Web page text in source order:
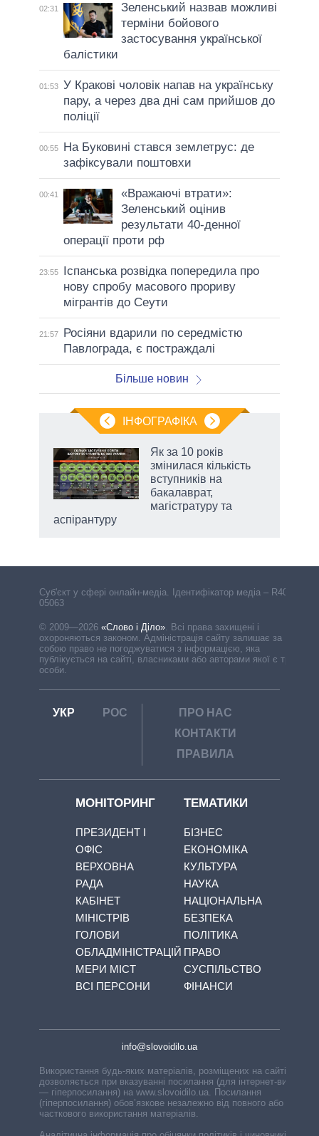
02:31
Зеленський назвав можливі
терміни бойового
застосування української
балістики
01:53 У Кракові чоловік напав на українську
пару, а через два дні сам прийшов до
поліції
00:55
На Буковині стався землетрус: де
зафіксували поштовхи
00:41
«Вражаючі втрати»:
Зеленський оцінив
результати 40-денної
операції проти рф
23:55
Іспанська розвідка попередила про
нову спробу масового прориву
мігрантів до Сеути
21:57
Росіяни вдарили по середмістю
Павлограда, є постраждалі
Більше новин
ІНФОГРАФІКА
Як за 10 років
змінилася кількість
вступників на
бакалаврат,
магістратуру та
аспірантуру
Cуб'єкт у сфері онлайн-медіа. Ідентифікатор медіа – R40-
05063
© 2009—2026 «Слово і Діло». Всі права захищені і
охороняються законом. Адміністрація сайту залишає за
собою право не погоджуватися з інформацією, яка
публікується на сайті, власниками або авторами якої є треті
особи.
УКР РОС
ПРО НАС
КОНТАКТИ
ПРАВИЛА
МОНІТОРИНГ
ПРЕЗИДЕНТ І
ОФІС
ВЕРХОВНА
РАДА
КАБІНЕТ
МІНІСТРІВ
ГОЛОВИ
ОБЛАДМІНІСТРАЦІЙ
МЕРИ МІСТ
ВСІ ПЕРСОНИ
ТЕМАТИКИ
БІЗНЕС
ЕКОНОМІКА
КУЛЬТУРА
НАУКА
НАЦІОНАЛЬНА
БЕЗПЕКА
ПОЛІТИКА
ПРАВО
СУСПІЛЬСТВО
ФІНАНСИ
info@slovoidilo.ua
Використання будь-яких матеріалів, розміщених на сайті,
дозволяється при вказуванні посилання (для інтернет-видань
— гіперпосилання) на www.slovoidilo.ua. Посилання
(гіперпосилання) обов’язкове незалежно від повного або
часткового використання матеріалів.